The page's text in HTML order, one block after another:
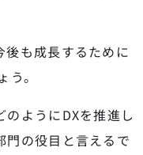
後も成長するために
。
ようにDXを推進し
門の役目と言えるで